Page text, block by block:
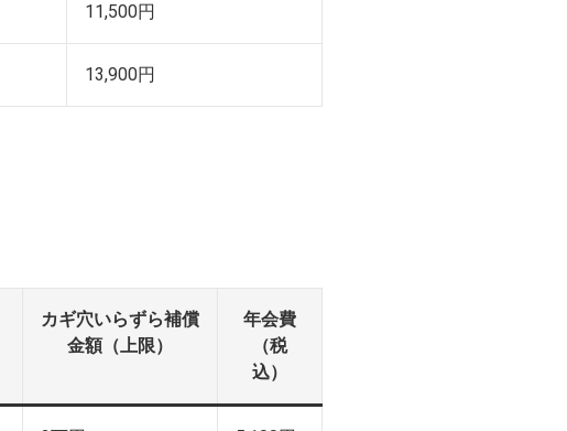
11,500円
13,900円
カギ穴いらずら補償
金額（上限）
年会費
（税
込）